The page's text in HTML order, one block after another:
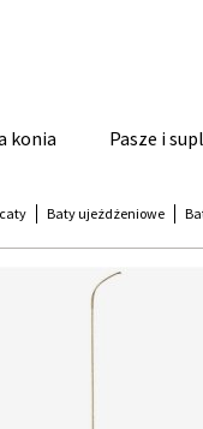
konia Pasze i
Baty ujeżdżeniowe